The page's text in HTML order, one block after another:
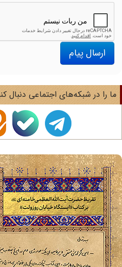
ارسال پیام
را در شبکه‌های اجتماعی دنبال کنید